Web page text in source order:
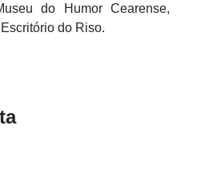
do Humor Cearense,
do Riso.